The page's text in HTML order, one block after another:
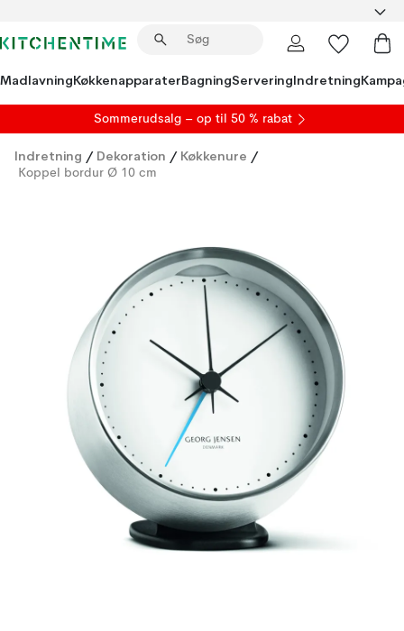
MadlavningKøkkenapparaterBagningServeringIndretning
Sommerudsalg – op til 50 % rabat
Indretning / Dekoration / Køkkenure /
Koppel bordur Ø 10 cm